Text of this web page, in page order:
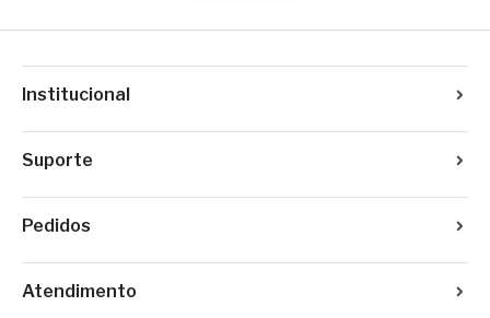
Institucional
Suporte
Pedidos
Atendimento